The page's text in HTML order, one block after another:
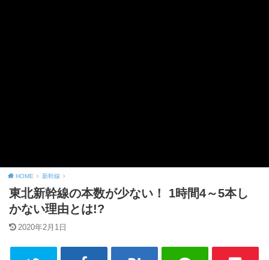
HOME 新幹線
東北新幹線の本数が少ない！ 1時間4～5本し
かない理由とは!?
2020年2月1日